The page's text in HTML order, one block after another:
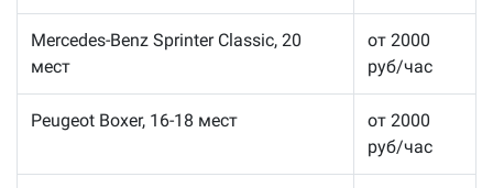
Mercedes-Benz Sprinter Classic, 20
мест
от 2000
руб/час
Peugeot Boxer, 16-18 мест
от 2000
руб/час